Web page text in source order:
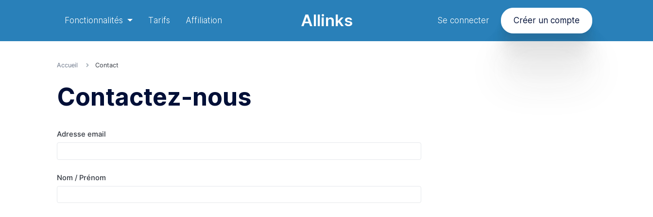
Fonctionnalités Tarifs Affiliation Allinks Se connecter Créer un compte
Accueil Contact
Contactez-nous
Adresse email
Nom / Prénom